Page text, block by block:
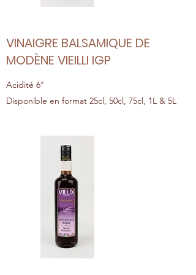
VINAIGRE BALSAMIQUE DE
MODÈNE VIEILLI IGP
Acidité 6°
Disponible en format 25cl, 50cl, 75cl, 1L & 5L